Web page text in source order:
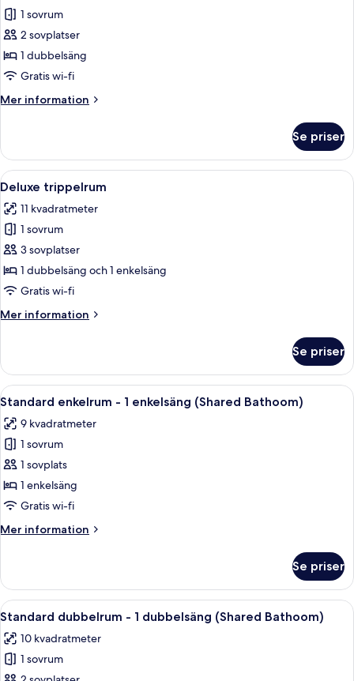
för
Standard
dubbelrum
1 sovrum
2 sovplatser
1 dubbelsäng
Gratis wi-fi
Mer information
Mer
dubbelrum
Se priser
Öppna
alla
foton
för
Deluxe
trippelrum
Ett rum med en säng, ett skrivbord,
5
Deluxe trippelrum
11 kvadratmeter
1 sovrum
3 sovplatser
1 dubbelsäng och 1 enkelsäng
Gratis wi-fi
Mer information
Mer
trippelrum
Se priser
Öppna
alla
foton
för
Standard
enkelrum
-
enkelsäng
Ett rum med en säng, en stol och en
5
Standard enkelrum - 1 enkelsäng (Shared Bathoom)
9 kvadratmeter
1 sovrum
1 sovplats
1 enkelsäng
Gratis wi-fi
Mer information
Mer
enkelrum
1
(Shared
Bathoom)
Se priser
Öppna
alla
foton
för
Ett sovrum med en säng, ett
5
Standard dubbelrum - 1 dubbelsäng (Shared Bathoom)
10 kvadratmeter
1 sovrum